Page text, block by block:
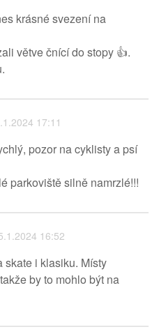
krásné svezení na
větve čnící do stopy 👍.
17:11
pozor na cyklisty a psí
parkoviště silně namrzlé!!!
16:52
skate i klasiku. Místy
by to mohlo být na